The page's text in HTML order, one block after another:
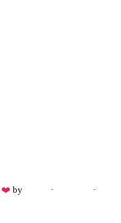
❤️ by ·
·